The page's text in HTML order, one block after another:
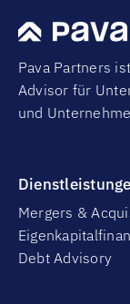
Pava Partners
Advisor für
und
Mergers &
Debt Advisory